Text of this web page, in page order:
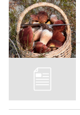
22.07.2026